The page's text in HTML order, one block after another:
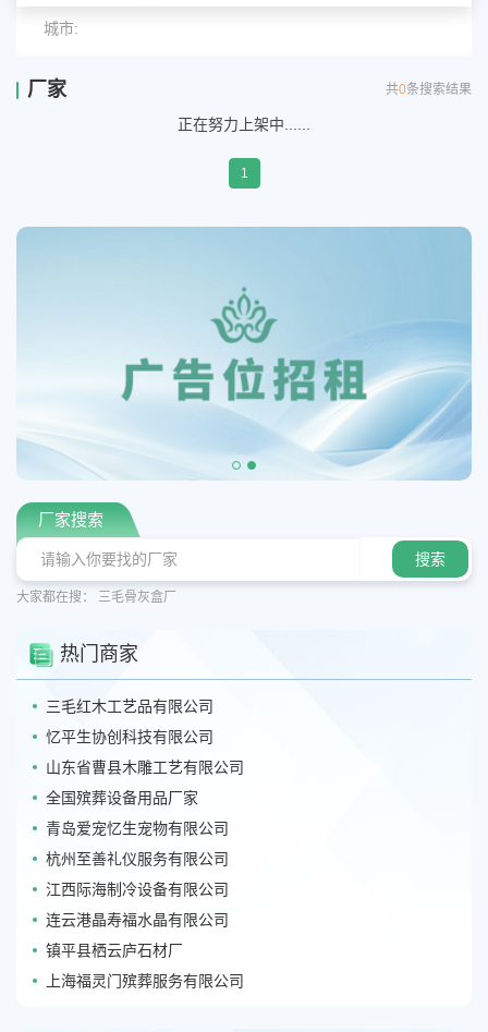
城市:
厂家 共0条搜索结果
正在努力上架中......
1
厂家搜索
大家都在搜： 三毛骨灰盒厂
热门商家
三毛红木工艺品有限公司
忆平生协创科技有限公司
山东省曹县木雕工艺有限公司
全国殡葬设备用品厂家
青岛爱宠忆生宠物有限公司
杭州至善礼仪服务有限公司
江西际海制冷设备有限公司
连云港晶寿福水晶有限公司
镇平县栖云庐石材厂
上海福灵门殡葬服务有限公司